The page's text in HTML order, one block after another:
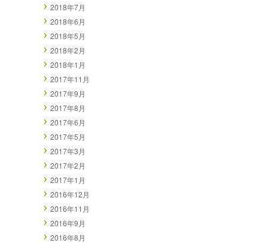
2018年7月
2018年6月
2018年5月
2018年2月
2018年1月
2017年11月
2017年9月
2017年8月
2017年6月
2017年5月
2017年3月
2017年2月
2017年1月
2016年12月
2016年11月
2016年9月
2016年8月